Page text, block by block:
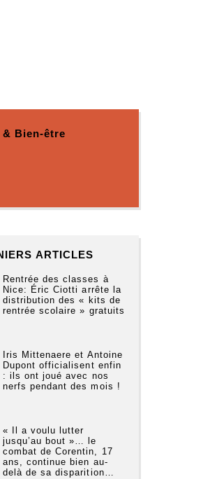
& Bien-être
ARTICLES
Rentrée des classes à
Nice: Éric Ciotti arrête la
distribution des « kits de
rentrée scolaire » gratuits
Iris Mittenaere et Antoine
Dupont officialisent enfin
: ils ont joué avec nos
nerfs pendant des mois !
« Il a voulu lutter
jusqu’au bout »… le
combat de Corentin, 17
ans, continue bien au-
delà de sa disparition…